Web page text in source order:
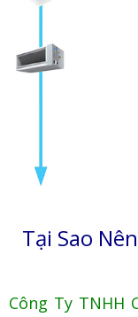
Tại Sao
Công Ty TNHH